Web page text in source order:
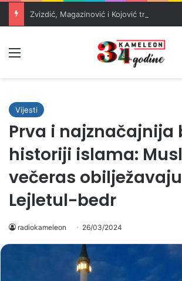
Vijesti
Prva i najznačajnija
historiji islama:
večeras
Lejletul-bedr
radiokameleon 26/03/2024